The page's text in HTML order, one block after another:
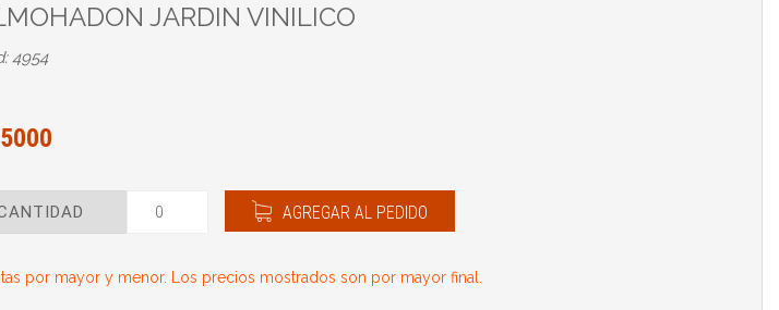
JARDIN VINILICO
4954
AGREGAR AL PEDIDO
por mayor y menor. Los precios mostrados son por mayor final.